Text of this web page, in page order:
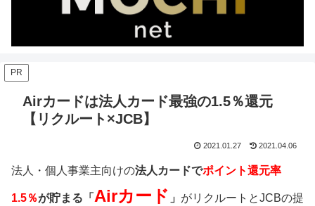
PR
Airカードは法人カード最強の1.5％還元
【リクルート×JCB】
2021.01.27 2021.04.06
法人・個人事業主向けの法人カードでポイント還元率
1.5％が貯まる「 Airカード 」 がリクルートとJCBの提